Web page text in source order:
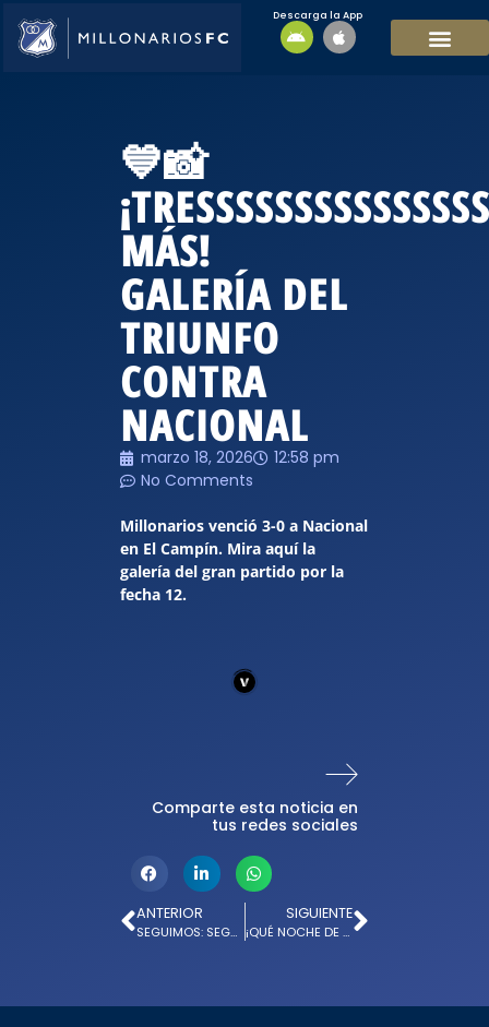
Descarga la App
💙📸
MÁS!
GALERÍA DEL
TRIUNFO
CONTRA
NACIONAL
marzo 18, 2026
12:58 pm
No Comments
Millonarios venció 3-0 a Nacional
en El Campín. Mira aquí la
galería del gran partido por la
fecha 12.
Comparte esta noticia en
tus redes sociales
ANTERIOR
SEGUIMOS: SEGUNDA VICTORIA FRENTE A NACIONAL ESTE 2026
SIGUIENTE
¡QUÉ NOCHE DE MARTES! 3-0 CONTRA ONCE CALDAS